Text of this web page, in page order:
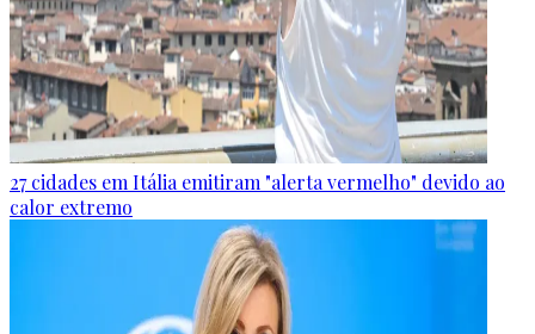
27 cidades em Itália emitiram "alerta vermelho" devido ao
calor extremo